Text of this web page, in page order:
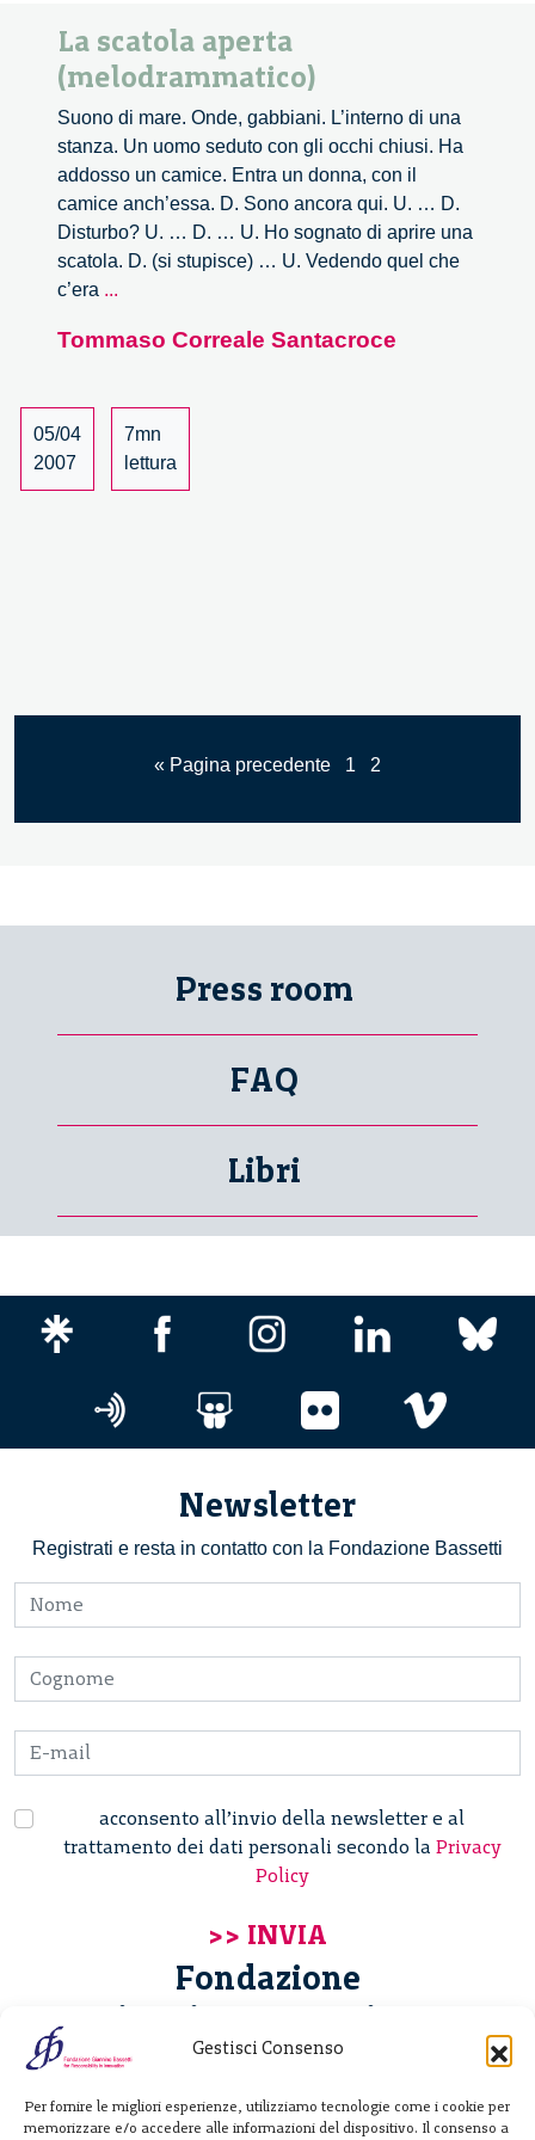
Gestisci Consenso
Per fornire le migliori esperienze, utilizziamo tecnologie come i cookie per
memorizzare e/o accedere alle informazioni del dispositivo. Il consenso a
La scatola aperta
(melodrammatico)
Suono di mare. Onde, gabbiani. L’interno di una
stanza. Un uomo seduto con gli occhi chiusi. Ha
addosso un camice. Entra un donna, con il
camice anch’essa. D. Sono ancora qui. U. … D.
Disturbo? U. … D. … U. Ho sognato di aprire una
scatola. D. (si stupisce) … U. Vedendo quel che
c’era ...
aperta
Tommaso Correale Santacroce
05/04
2007
7mn
lettura
« Pagina precedente 1 2
Press room
FAQ
Libri
Newsletter
Registrati e resta in contatto con la Fondazione Bassetti
acconsento all’invio della newsletter e al
trattamento dei dati personali secondo la Privacy
Policy
Fondazione
Giannino Bassetti ETS
20122 Milano - Italia